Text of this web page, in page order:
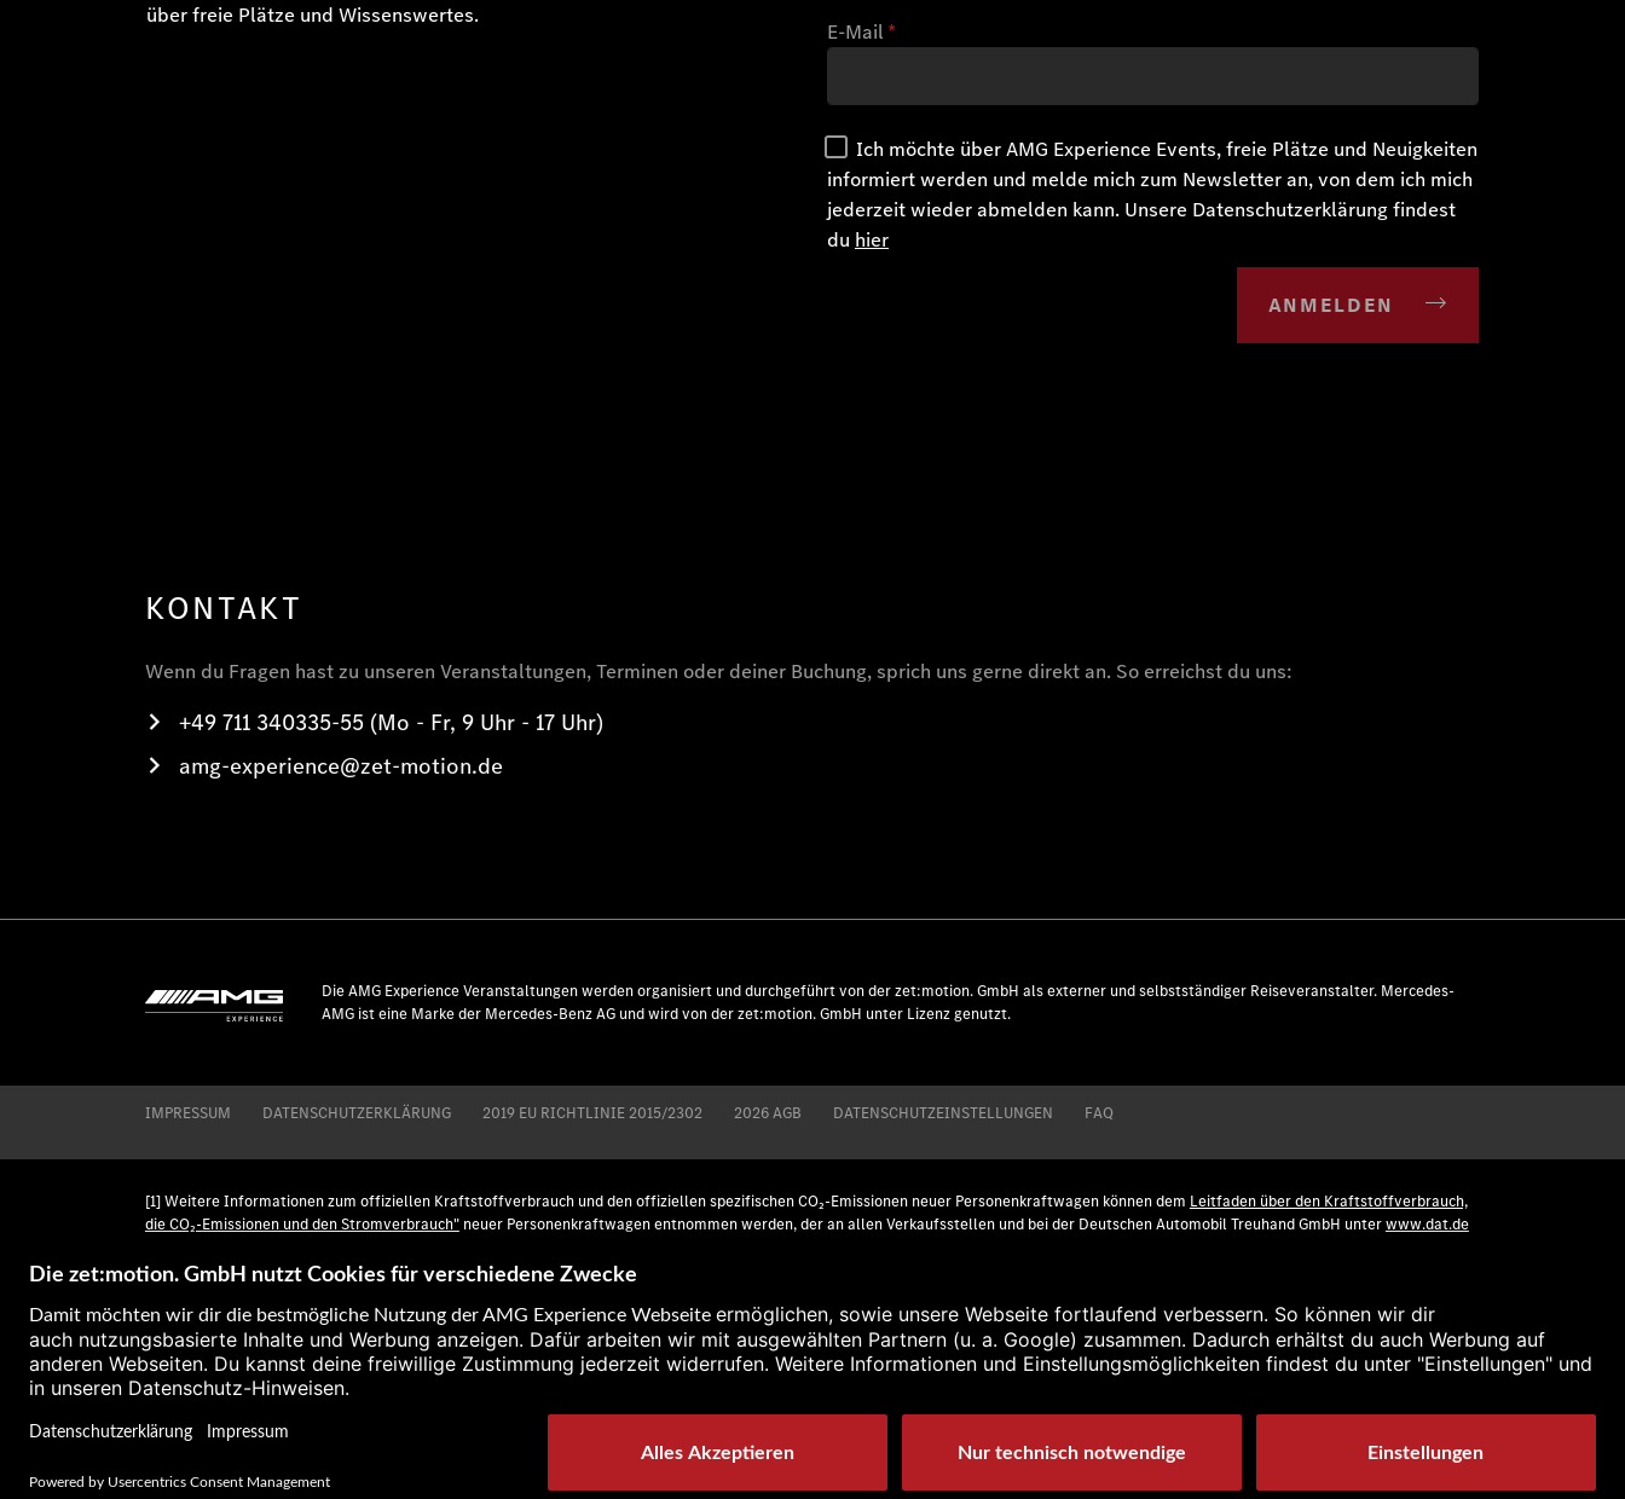
über freie Plätze und Wissenswertes.
E-Mail *
Ich möchte über AMG Experience Events, freie Plätze und Neuigkeiten
informiert werden und melde mich zum Newsletter an, von dem ich mich
jederzeit wieder abmelden kann. Unsere Datenschutzerklärung findest
du hier
ANMELDEN
KONTAKT
Wenn du Fragen hast zu unseren Veranstaltungen, Terminen oder deiner Buchung, sprich uns gerne direkt an. So erreichst du uns:
+49 711 340335-55 (Mo - Fr, 9 Uhr - 17 Uhr)
amg-experience@zet-motion.de
Die AMG Experience Veranstaltungen werden organisiert und durchgeführt von der zet:motion. GmbH als externer und selbstständiger Reiseveranstalter. Mercedes-
AMG ist eine Marke der Mercedes-Benz AG und wird von der zet:motion. GmbH unter Lizenz genutzt.
IMPRESSUM DATENSCHUTZERKLÄRUNG 2019 EU RICHTLINIE 2015/2302 2026 AGB DATENSCHUTZEINSTELLUNGEN FAQ
[1] Weitere Informationen zum offiziellen Kraftstoffverbrauch und den offiziellen spezifischen CO₂-Emissionen neuer Personenkraftwagen können dem Leitfaden über den Kraftstoffverbrauch,
die CO₂-Emissionen und den Stromverbrauch"neuer Personenkraftwagen entnommen werden, der an allen Verkaufsstellen und bei der Deutschen Automobil Treuhand GmbH unterwww.dat.de
Maßgabe der jeweils anwendbaren Zertifizierungsmethode ermittelt. Es liegen bislang weder bestätigte Werte vom TÜV noch eine EG-Typgenehmigung noch eine Konformitätsbescheinigung mit
amtlichen Werten vor. Abweichungen zwischen den Angaben und den amtlichen Werten sind möglich.
[3] Technische Angaben zu Leistung, Drehmoment, Fahrleistungen, Verbrauch und Emissionen in dieser Veröffentlichung sind vorläufig und wurden intern nach Maßgabe der jeweils anwendbaren
Zertifizierungsmethode ermittelt. Es liegen bislang weder bestätigte Werte vom TÜV noch eine EG-Typgenehmigung noch eine Konformitätsbescheinigung mit amtlichen Werten vor.
Abweichungen zwischen den Angaben und den amtlichen Werten sind möglich.
[4] Gemäß WLTP. Stromverbrauch und Reichweite wurden auf Grundlage der VO 2017/1151/EU ermittelt.